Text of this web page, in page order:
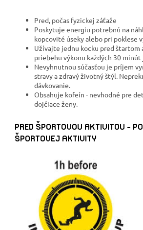
Pred, počas fyzickej záťaže
Poskytuje energiu potrebnú na
kopcovité úseky alebo pri poklese
Užívajte jednu kocku pred štartom
priebehu výkonu každých 30 minút
Nevyhnutnou súčasťou je príjem
stravy a zdravý životný štýl.
dávkovanie.
Obsahuje kofeín - nevhodné pre
dojčiace ženy.
PRED ŠPORTOVOU AKTIVITOU -
ŠPORTOVEJ AKTIVITY